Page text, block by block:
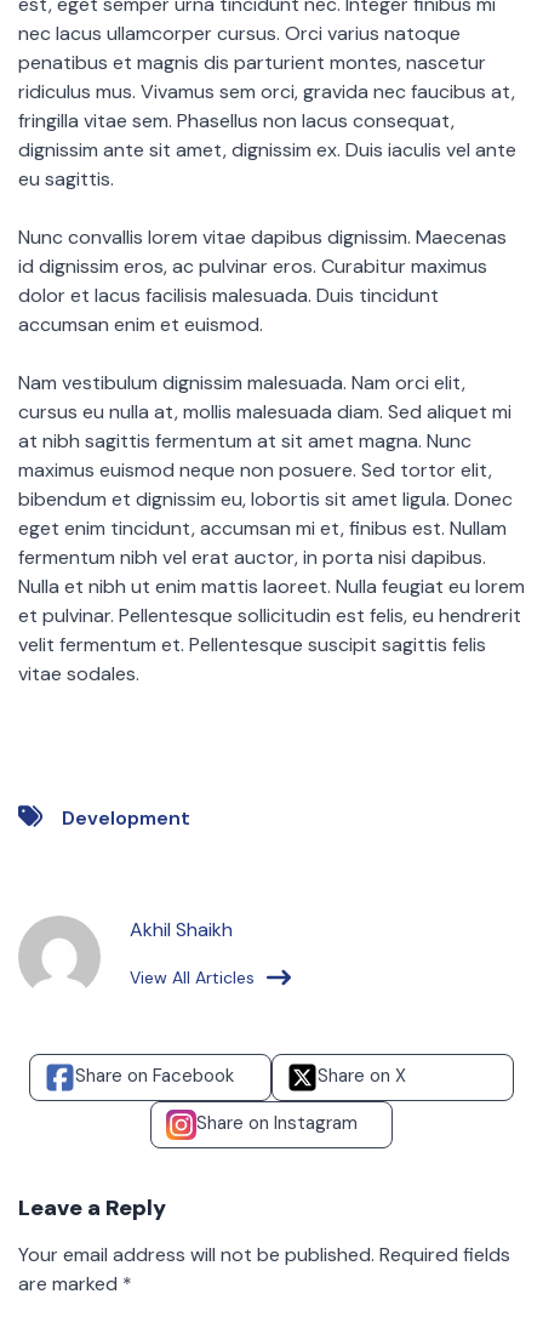
nec lacus ullamcorper cursus. Orci varius natoque
penatibus et magnis dis parturient montes, nascetur
ridiculus mus. Vivamus sem orci, gravida nec faucibus at,
fringilla vitae sem. Phasellus non lacus consequat,
dignissim ante sit amet, dignissim ex. Duis iaculis vel ante
eu sagittis.
Nunc convallis lorem vitae dapibus dignissim. Maecenas
id dignissim eros, ac pulvinar eros. Curabitur maximus
dolor et lacus facilisis malesuada. Duis tincidunt
accumsan enim et euismod.
Nam vestibulum dignissim malesuada. Nam orci elit,
cursus eu nulla at, mollis malesuada diam. Sed aliquet mi
at nibh sagittis fermentum at sit amet magna. Nunc
maximus euismod neque non posuere. Sed tortor elit,
bibendum et dignissim eu, lobortis sit amet ligula. Donec
eget enim tincidunt, accumsan mi et, finibus est. Nullam
fermentum nibh vel erat auctor, in porta nisi dapibus.
Nulla et nibh ut enim mattis laoreet. Nulla feugiat eu lorem
et pulvinar. Pellentesque sollicitudin est felis, eu hendrerit
velit fermentum et. Pellentesque suscipit sagittis felis
vitae sodales.
Development
Akhil Shaikh
View All Articles
Share on Facebook
Share on X
Share on Instagram
Leave a Reply
Your email address will not be published. Required fields
are marked *